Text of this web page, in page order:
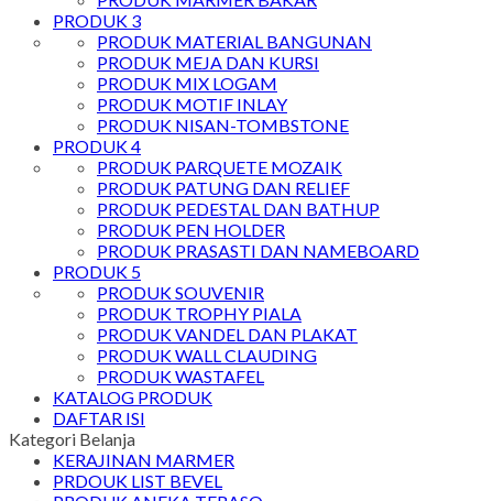
PRODUK 3
PRODUK MATERIAL BANGUNAN
PRODUK MEJA DAN KURSI
PRODUK MIX LOGAM
PRODUK MOTIF INLAY
PRODUK NISAN-TOMBSTONE
PRODUK 4
PRODUK PARQUETE MOZAIK
PRODUK PATUNG DAN RELIEF
PRODUK PEDESTAL DAN BATHUP
PRODUK PEN HOLDER
PRODUK PRASASTI DAN NAMEBOARD
PRODUK 5
PRODUK SOUVENIR
PRODUK TROPHY PIALA
PRODUK VANDEL DAN PLAKAT
PRODUK WALL CLAUDING
PRODUK WASTAFEL
KATALOG PRODUK
DAFTAR ISI
Kategori Belanja
KERAJINAN MARMER
PRDOUK LIST BEVEL